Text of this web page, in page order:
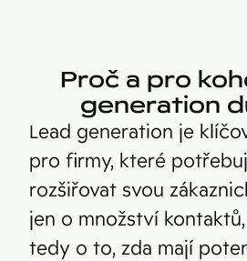
Proč a pro
generation
Lead generation je
pro firmy, které
rozšiřovat svou
jen o množství
tedy o to, zda mají